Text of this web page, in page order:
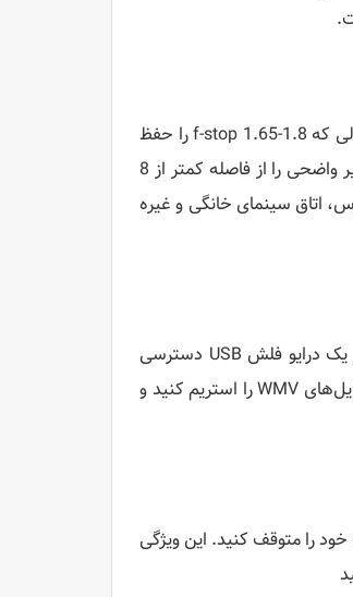
با داشتن نسبت ترو 1.5-1.8:1، این پروژکتور فاصله صفحه تا پروژکتور را کاهش می دهد، در حالی که f-stop 1.65-1.8 را حفظ
می کند. به عنوان مثال، هنگام نمایش بر روی یک صفحه نمایش 80 اینچی، این پروژکتور تصویر واضحی را از فاصله کمتر از 8
اتاق سینمای خانگی و غیره
یک پورت USB مناسب (نوع A) به شما امکان می دهد به راحتی به فایل های ذخیره شده در یک درایو فلش USB دسترسی
داشته باشید. از فرمت های پاورپوینت، اکسل و JPEG پشتیبانی می کند. همچنین، می‌توانید فایل‌های WMV را استریم کنید و
خود را متوقف کنید. این ویژگی